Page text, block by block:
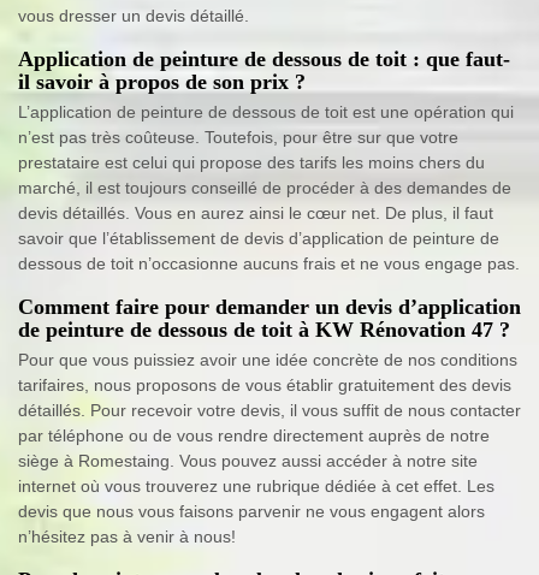
vous dresser un devis détaillé.
Application de peinture de dessous de toit : que faut-
il savoir à propos de son prix ?
L’application de peinture de dessous de toit est une opération qui
n’est pas très coûteuse. Toutefois, pour être sur que votre
prestataire est celui qui propose des tarifs les moins chers du
marché, il est toujours conseillé de procéder à des demandes de
devis détaillés. Vous en aurez ainsi le cœur net. De plus, il faut
savoir que l’établissement de devis d’application de peinture de
dessous de toit n’occasionne aucuns frais et ne vous engage pas.
Comment faire pour demander un devis d’application
de peinture de dessous de toit à KW Rénovation 47 ?
Pour que vous puissiez avoir une idée concrète de nos conditions
tarifaires, nous proposons de vous établir gratuitement des devis
détaillés. Pour recevoir votre devis, il vous suffit de nous contacter
par téléphone ou de vous rendre directement auprès de notre
siège à Romestaing. Vous pouvez aussi accéder à notre site
internet où vous trouverez une rubrique dédiée à cet effet. Les
devis que nous vous faisons parvenir ne vous engagent alors
n’hésitez pas à venir à nous!